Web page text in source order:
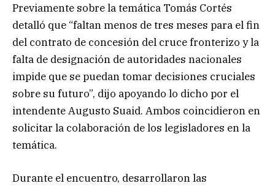
Previamente sobre la temática Tomás Cortés
detalló que “faltan menos de tres meses para el fin
del contrato de concesión del cruce fronterizo y la
falta de designación de autoridades nacionales
impide que se puedan tomar decisiones cruciales
sobre su futuro”, dijo apoyando lo dicho por el
intendente Augusto Suaid. Ambos coincidieron en
solicitar la colaboración de los legisladores en la
temática.
Durante el encuentro, desarrollaron las